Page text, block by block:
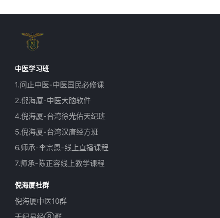
中医学习班
1.问止中医-中医国民必修课
2.倪海厦-中医大脑软件
4.倪海厦-台湾徐光佑天纪班
5.倪海厦-台湾汉唐经方班
6.师承-李宗恩-线上直播课程
7.师承-陈正容线上教学课程
倪海厦社群
倪海厦中医10群